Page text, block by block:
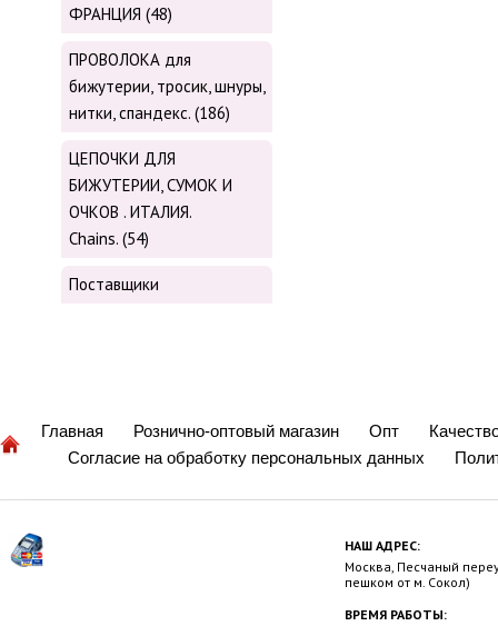
ФРАНЦИЯ (48)
ПРОВОЛОКА для
бижутерии, тросик, шнуры,
нитки, cпандекс. (186)
ЦЕПОЧКИ ДЛЯ
БИЖУТЕРИИ, СУМОК И
ОЧКОВ . ИТАЛИЯ.
Chains. (54)
Поставщики
Главная Рознично-оптовый магазин Опт
Согласие на обработку персональных данных
НАШ АДРЕС:
Москва, Песчаный
пешком от м. Сокол)
ВРЕМЯ РАБОТЫ: